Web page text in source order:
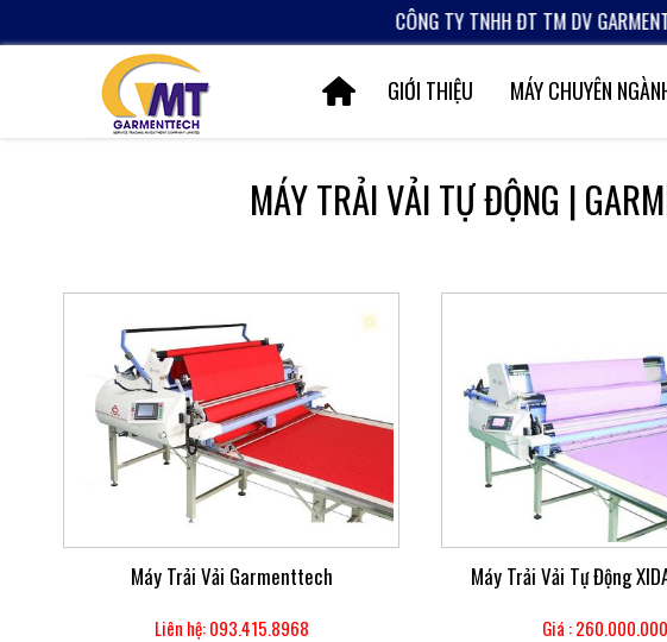
CÔNG TY TNHH ĐT TM DV
GIỚI THIỆU MÁY CHUYÊN
MÁY TRẢI VẢI TỰ ĐỘNG |
Máy Trải Vải Garmenttech
Liên hệ: 093.415.8968
Máy Trải Vải Tự Động
Giá :